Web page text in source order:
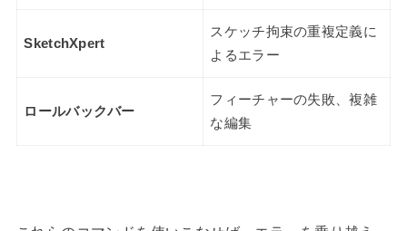
SketchXpert
スケッチ拘束の重複定義に
よるエラー
ロールバックバー
フィーチャーの失敗、複雑
な編集